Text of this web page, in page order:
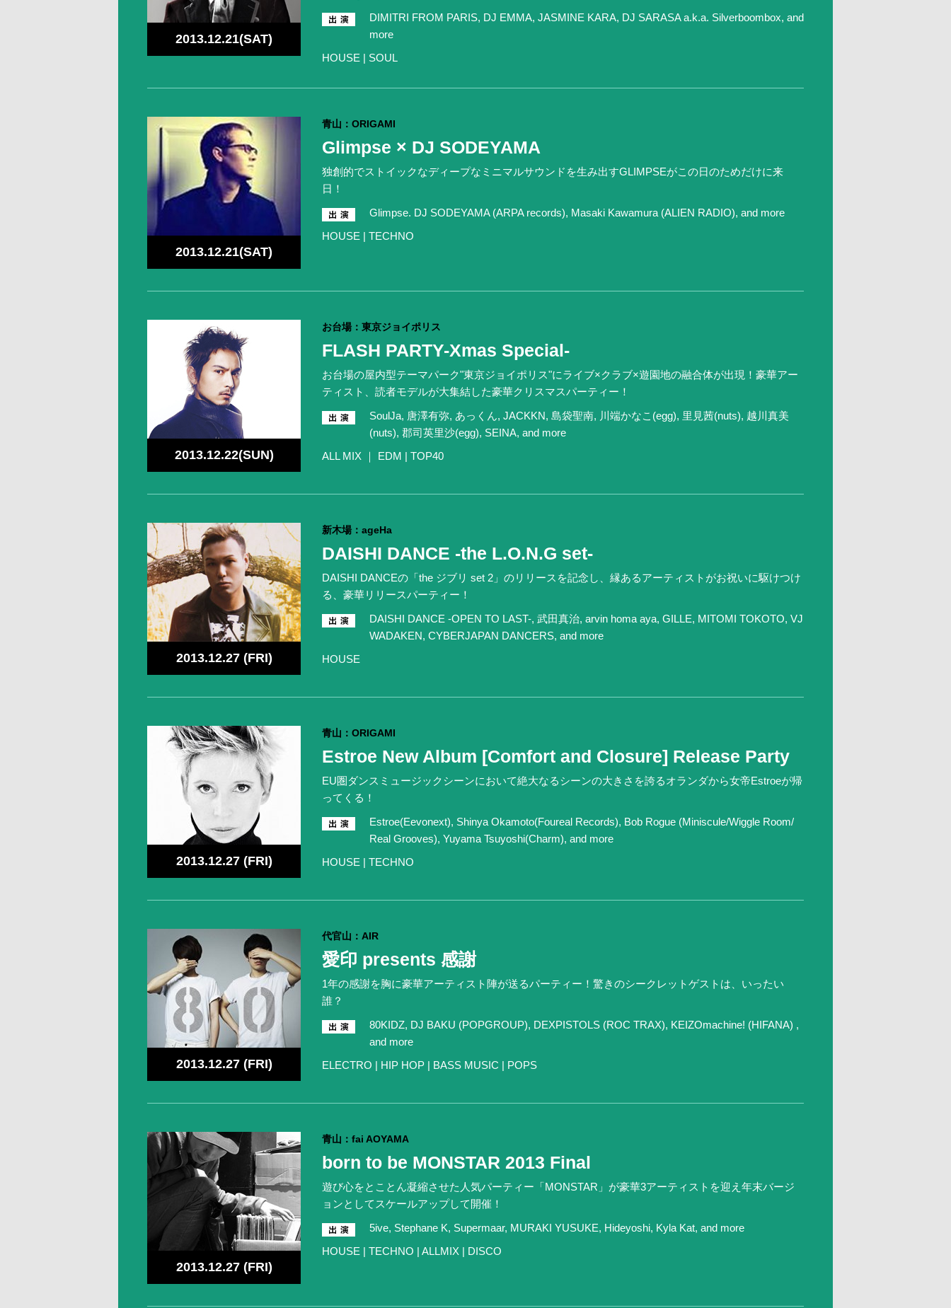
2013.12.21(SAT)
DIMITRI FROM PARIS, DJ EMMA, JASMINE KARA, DJ SARASA a.k.a. Silverboombox, and
more
HOUSE | SOUL
2013.12.21(SAT)
青山：ORIGAMI
Glimpse × DJ SODEYAMA
独創的でストイックなディープなミニマルサウンドを生み出すGLIMPSEがこの日のためだけに来
日！
Glimpse. DJ SODEYAMA (ARPA records), Masaki Kawamura (ALIEN RADIO), and more
HOUSE | TECHNO
2013.12.22(SUN)
お台場：東京ジョイポリス
FLASH PARTY-Xmas Special-
お台場の屋内型テーマパーク"東京ジョイポリス"にライブ×クラブ×遊園地の融合体が出現！豪華アー
ティスト、読者モデルが大集結した豪華クリスマスパーティー！
SoulJa, 唐澤有弥, あっくん, JACKKN, 島袋聖南, 川端かなこ(egg), 里見茜(nuts), 越川真美
(nuts), 郡司英里沙(egg), SEINA, and more
ALL MIX ｜ EDM | TOP40
2013.12.27 (FRI)
新木場：ageHa
DAISHI DANCE -the L.O.N.G set-
DAISHI DANCEの「the ジブリ set 2」のリリースを記念し、縁あるアーティストがお祝いに駆けつけ
る、豪華リリースパーティー！
DAISHI DANCE -OPEN TO LAST-, 武田真治, arvin homa aya, GILLE, MITOMI TOKOTO, VJ
WADAKEN, CYBERJAPAN DANCERS, and more
HOUSE
2013.12.27 (FRI)
青山：ORIGAMI
Estroe New Album [Comfort and Closure] Release Party
EU圏ダンスミュージックシーンにおいて絶大なるシーンの大きさを誇るオランダから女帝Estroeが帰
ってくる！
Estroe(Eevonext), Shinya Okamoto(Foureal Records), Bob Rogue (Miniscule/Wiggle Room/
Real Grooves), Yuyama Tsuyoshi(Charm), and more
HOUSE | TECHNO
2013.12.27 (FRI)
代官山：AIR
愛印 presents 感謝
1年の感謝を胸に豪華アーティスト陣が送るパーティー！驚きのシークレットゲストは、いったい
誰？
80KIDZ, DJ BAKU (POPGROUP), DEXPISTOLS (ROC TRAX), KEIZOmachine! (HIFANA) ,
and more
ELECTRO | HIP HOP | BASS MUSIC | POPS
2013.12.27 (FRI)
青山：fai AOYAMA
born to be MONSTAR 2013 Final
遊び心をとことん凝縮させた人気パーティー「MONSTAR」が豪華3アーティストを迎え年末バージ
ョンとしてスケールアップして開催！
5ive, Stephane K, Supermaar, MURAKI YUSUKE, Hideyoshi, Kyla Kat, and more
HOUSE | TECHNO | ALLMIX | DISCO